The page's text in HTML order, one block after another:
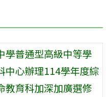
學普通型高級中等學
中心辦理114學年度綜
教育科加深加廣選修